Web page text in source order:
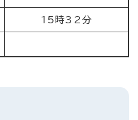
15時32分